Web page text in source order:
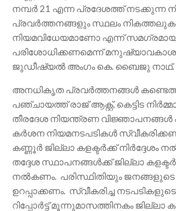
നമ്പർ 21 എന്ന പ്രദേശത്ത് നടക്കുന്ന
പ്രവർത്തനങ്ങളും സ്ഥലം
നിയമവിധേയമാണോ എന്ന്
പരിശോധിക്കണമെന്ന് മനുഷ്യാവകാശ
ജുഡീഷ്യൽ അംഗം കെ. ബൈജു നാഥ്.
അനധികൃത പ്രവർത്തനങ്ങൾ
പഞ്ചായത്ത് രാജ് ആക്റ്റ്, കെട്ടിട
തീരദേശ നിയന്ത്രണ വിജ്ഞാപനങ്ങൾ
കർശന നിയമനടപടികൾ
കണ്ണൂർ ജില്ലാ കളക്ടർക്ക് നിർദ്ദേശം
തദ്ദേശ സ്ഥാപനങ്ങൾക്ക് ജില്ലാ കളക്ടർ
നൽകണം. പരിസ്ഥിതിയും
ഉറപ്പാക്കണം. സ്വീകരിച്ച
റിപ്പോർട്ട് മൂന്നുമാസത്തിനകം ജില്ലാ